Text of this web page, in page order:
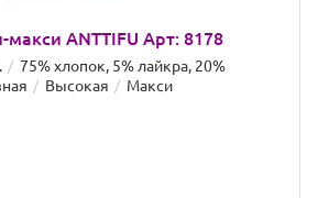
ANTTIFU Арт: 8178
75% хлопок, 5% лайкра, 20%
Высокая
Макси